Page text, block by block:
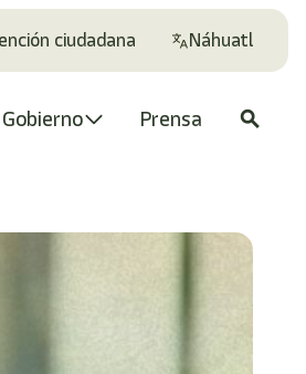
ciudadana Náhuatl
Gobierno Prensa search